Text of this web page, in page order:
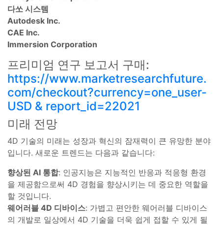
다쏘 시스템
Autodesk Inc.
CAE Inc.
Immersion Corporation
프리미엄 연구 보고서 구매:
https://www.marketresearchfuture.
com/checkout?currency=one_user-
USD & report_id=22021
미래 전망
4D 기술의 미래는 성장과 혁신의 잠재력이 큰 유망한 분야
입니다. 새로운 트렌드는 다음과 같습니다:
향상된 AI 통합: 인공지능은 지능적인 반응과 적응형 환경
을 제공함으로써 4D 경험을 향상시키는 데 중요한 역할을
할 것입니다.
웨어러블 4D 디바이스: 가볍고 편안한 웨어러블 디바이스
의 개발로 일상에서 4D 기술을 더욱 쉽게 접할 수 있게 될